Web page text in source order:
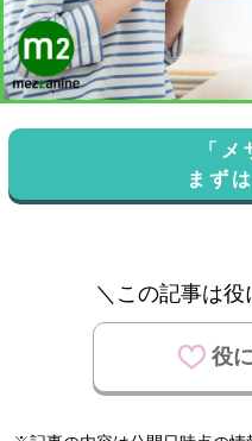
「メ
まず
＼この記事は役
役